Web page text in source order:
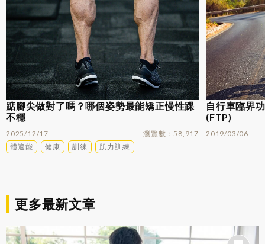
踮腳尖做對了嗎？哪個姿勢最能矯正慢性踝
不穩
2025/12/17 瀏覽數
58,917
體適能
健康 訓練 肌力訓練
自行車臨界
(FTP)
2019/03/06
更多最新文章